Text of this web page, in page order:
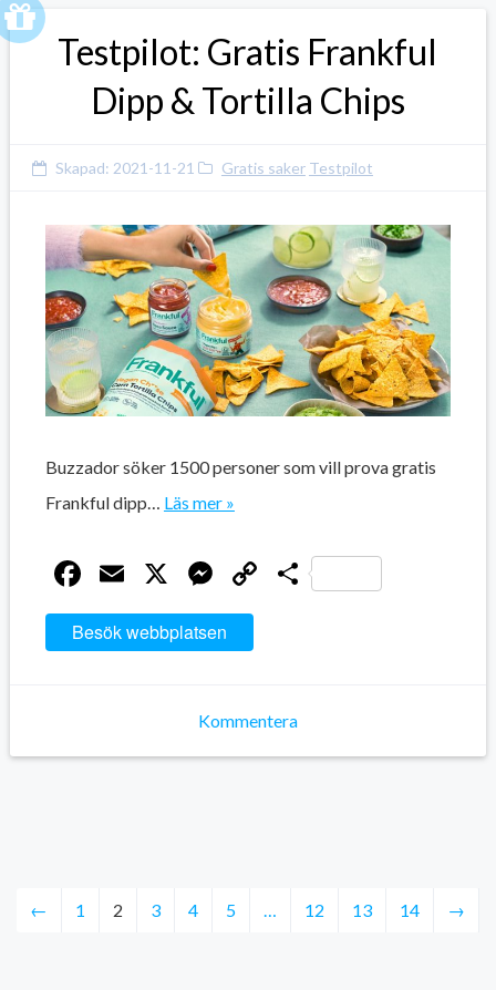
Testpilot: Gratis Frankful
Dipp & Tortilla Chips
Skapad: 2021-11-21 Gratis saker Testpilot
Buzzador söker 1500 personer som vill prova gratis
Frankful dipp… Läs mer »
Facebook
Email
X Messenger
CopyDela
Besök webbplatsen
Kommentera
← 1 2 3 4 5 12 13 14 →